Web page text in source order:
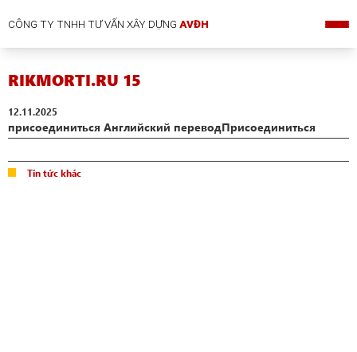
CÔNG TY TNHH TƯ VẤN XÂY DỰNGAVĐH
RIKMORTI.RU 15
12.11.2025
присоединиться Английский переводПрисоединиться
Tin tức khác